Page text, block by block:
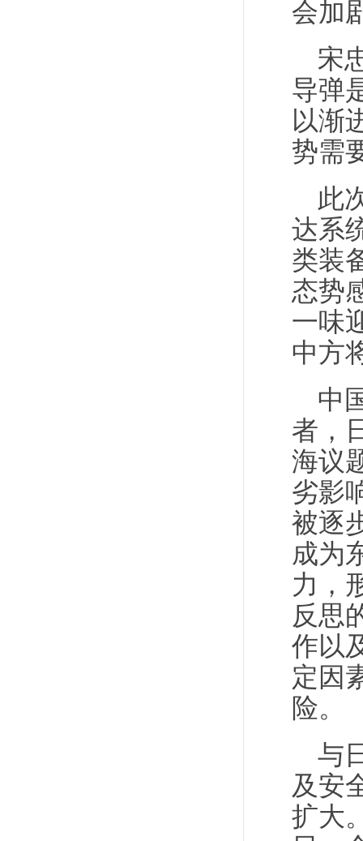
会加
宋
导弹
以渐
势需
此
达系
类装
态势
一味
中方
中
者，
海议
劣影
被逐
成为
力，
反思
作以
定因
险。
与
及安
扩大